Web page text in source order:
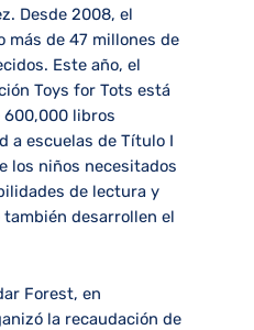
Desde 2008, el
más de 47 millones de
Este año, el
Toys for Tots está
600,000 libros
a escuelas de Título I
los niños necesitados
de lectura y
desarrollen el
Forest, en
la recaudación de